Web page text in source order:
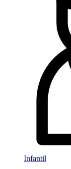
Infantil